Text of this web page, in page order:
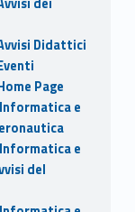
Didattici
Page
e
e
del